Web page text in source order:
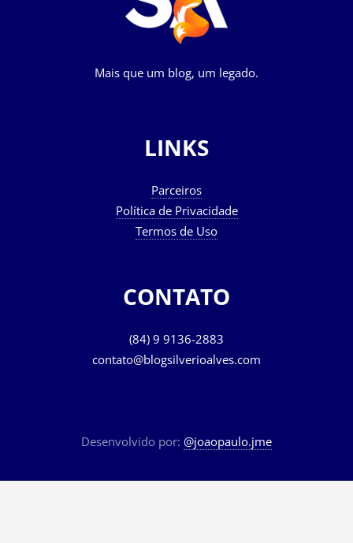
Mais que um blog, um legado.
LINKS
Parceiros
Política de Privacidade
Termos de Uso
CONTATO
(84) 9 9136-2883
contato@blogsilverioalves.com
Desenvolvido por: @joaopaulo.jme